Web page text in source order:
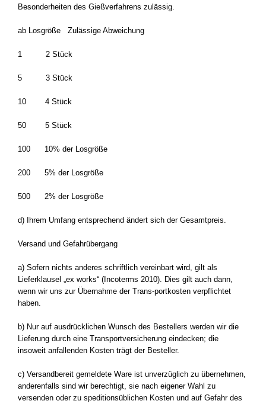
Besonderheiten des Gießverfahrens zulässig.
ab Losgröße Zulässige Abweichung
1 2 Stück
5 3 Stück
10 4 Stück
50 5 Stück
100 10% der Losgröße
200 5% der Losgröße
500 2% der Losgröße
d) Ihrem Umfang entsprechend ändert sich der Gesamtpreis.
Versand und Gefahrübergang
a) Sofern nichts anderes schriftlich vereinbart wird, gilt als
Lieferklausel „ex works“ (Incoterms 2010). Dies gilt auch dann,
wenn wir uns zur Übernahme der Trans-portkosten verpflichtet
haben.
b) Nur auf ausdrücklichen Wunsch des Bestellers werden wir die
Lieferung durch eine Transportversicherung eindecken; die
insoweit anfallenden Kosten trägt der Besteller.
c) Versandbereit gemeldete Ware ist unverzüglich zu übernehmen,
anderenfalls sind wir berechtigt, sie nach eigener Wahl zu
versenden oder zu speditionsüblichen Kosten und auf Gefahr des